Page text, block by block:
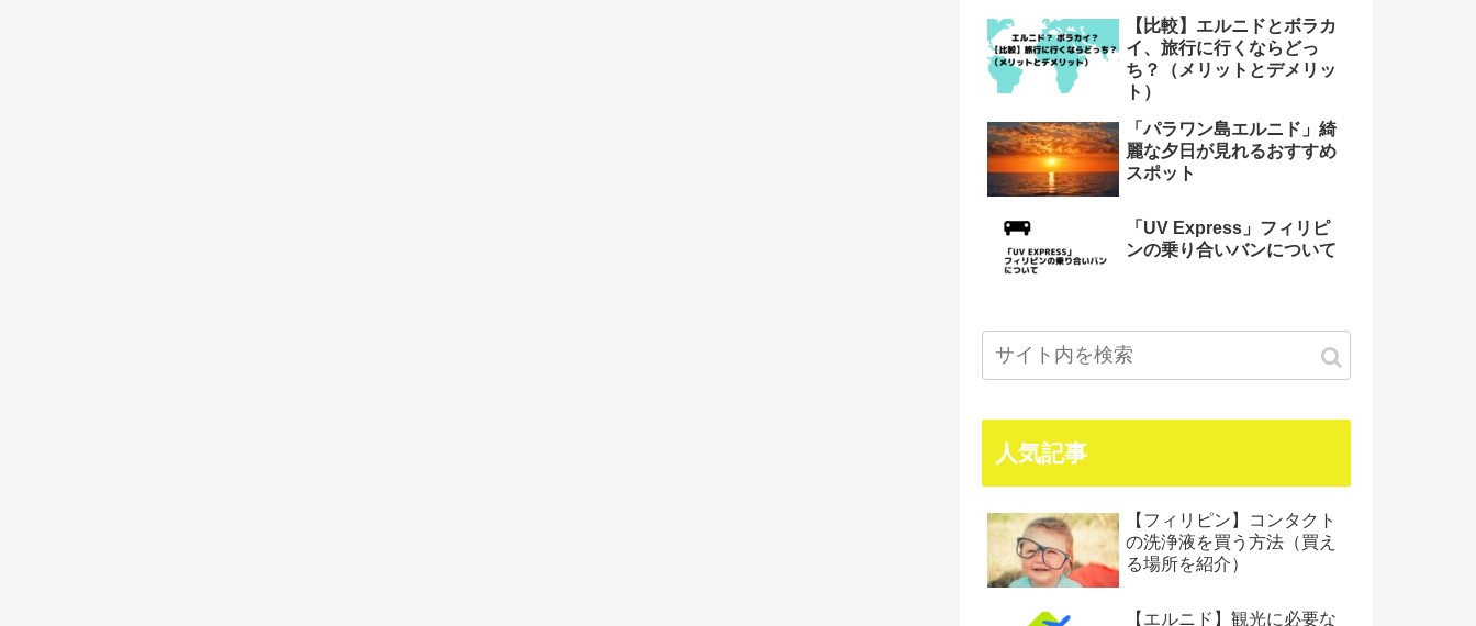
【比較】エルニドとボラカ
イ、旅行に行くならどっ
ち？（メリットとデメリッ
ト）
「パラワン島エルニド」綺
麗な夕日が見れるおすすめ
スポット
「UV Express」フィリピ
ンの乗り合いバンについて
人気記事
【フィリピン】コンタクト
の洗浄液を買う方法（買え
る場所を紹介）
【エルニド】観光に必要な